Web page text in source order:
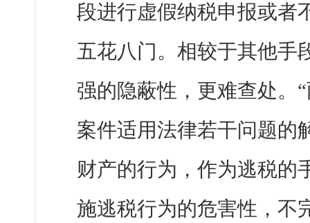
段进行虚假纳税申报或者
五花八门。相较于其他手
强的隐蔽性，更难查处。
案件适用法律若干问题的
财产的行为，作为逃税的
施逃税行为的危害性，不